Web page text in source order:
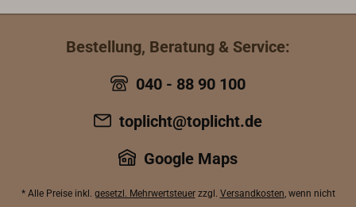
Bestellung, Beratung & Service:
040 - 88 90 100
toplicht@toplicht.de
Google Maps
* Alle Preise inkl. gesetzl. Mehrwertsteuerzzgl. Versandkosten, wenn nicht